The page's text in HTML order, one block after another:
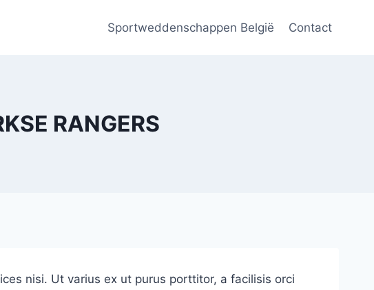
Sportweddenschappen België Contact
RANGERS
nisi. Ut varius ex ut purus porttitor, a facilisis orci